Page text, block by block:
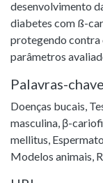
desenvolvimento
diabetes com ß-
protegendo contra
parâmetros
Palavras-chave
Doenças bucais,
masculina, β-
mellitus,
Modelos animais,